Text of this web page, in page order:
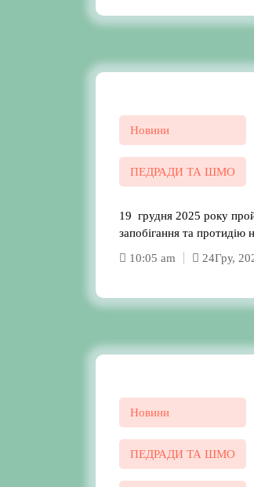
Новини
ПЕДРАДИ ТА ШМО
19 грудня 2025 року
запобігання та
10:05 am
24Гру,
Новини
ПЕДРАДИ ТА ШМО